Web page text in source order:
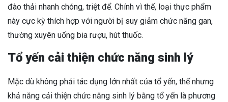
đào thải nhanh chóng, triệt để. Chính vì thế, loại thực phẩm
này cực kỳ thích hợp với người bị suy giảm chức năng gan,
thường xuyên uống bia rượu, hút thuốc.
Tổ yến cải thiện chức năng sinh lý
Mặc dù không phải tác dụng lớn nhất của tổ yến, thế nhưng
khả năng cải thiện chức năng sinh lý bằng tổ yến là phương